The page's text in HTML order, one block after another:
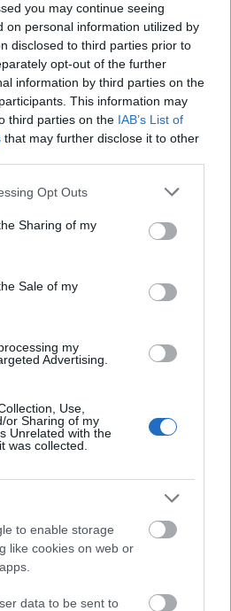
you may continue seeing
on personal information utilized by
disclosed to third parties prior to
opt-out of the further
information by third parties on the
This information may
third parties on the IAB’s List of
that may further disclose it to other
app uses one or more Google
behaviour. You may click to
and its third-party tags to
purposes in below Google
Opt Outs
Sharing of my
Sale of my
my
Advertising.
Use,
or Sharing of my
Unrelated with the
was collected.
to enable storage
like cookies on web or
data to be sent to
στο Google News